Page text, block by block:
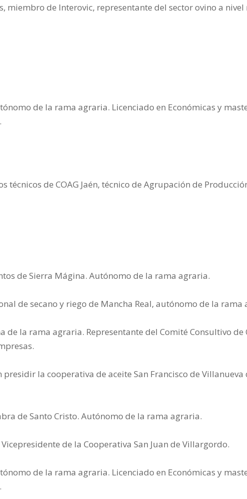
miembro de Interovic, representante del sector ovino a
de la rama agraria. Licenciado en Económicas y
de COAG Jaén, técnico de Agrupación de
de Sierra Mágina. Autónomo de la rama agraria.
de secano y riego de Mancha Real, autónomo de la rama
la rama agraria. Representante del Comité Consultivo de
la cooperativa de aceite San Francisco de Villanueva
de Santo Cristo. Autónomo de la rama agraria.
de la Cooperativa San Juan de Villargordo.
de la rama agraria. Licenciado en Económicas y